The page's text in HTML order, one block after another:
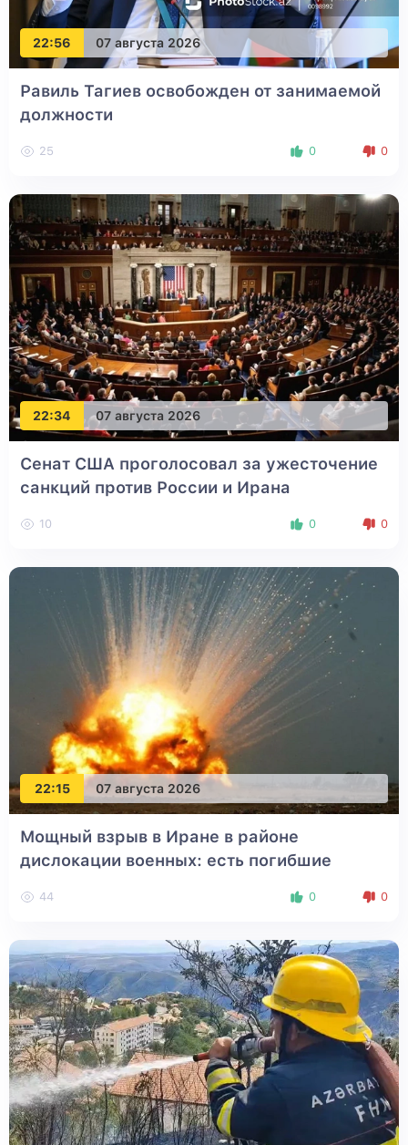
22:56 07 августа 2026
Равиль Тагиев освобожден от занимаемой
должности
25 0 0
22:34 07 августа 2026
Сенат США проголосовал за ужесточение
санкций против России и Ирана
10 0 0
22:15 07 августа 2026
Мощный взрыв в Иране в районе
дислокации военных: есть погибшие
44 0 0